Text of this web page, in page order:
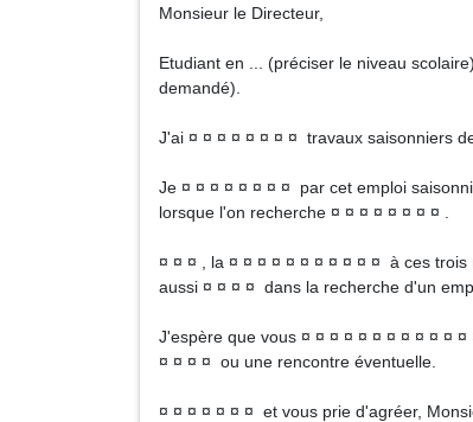
Monsieur le Directeur,
Etudiant en ... (préciser le niveau
demandé).
J'ai ¤ ¤ ¤ ¤ ¤ ¤ ¤ ¤ travaux saisonniers
Je ¤ ¤ ¤ ¤ ¤ ¤ ¤ ¤ par cet emploi
lorsque l'on recherche ¤ ¤ ¤ ¤ ¤ ¤ ¤ ¤ .
¤ ¤ ¤ , la ¤ ¤ ¤ ¤ ¤ ¤ ¤ ¤ ¤ ¤ ¤ à ces
aussi ¤ ¤ ¤ ¤ dans la recherche d'un
J'espère que vous ¤ ¤ ¤ ¤ ¤ ¤ ¤ ¤ ¤ ¤ ¤
¤ ¤ ¤ ¤ ou une rencontre éventuelle.
¤ ¤ ¤ ¤ ¤ ¤ ¤ et vous prie d'agréer,